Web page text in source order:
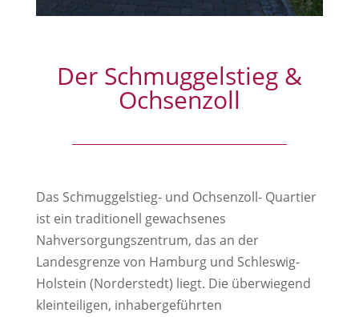
Der Schmuggelstieg &
Ochsenzoll
Das Schmuggelstieg- und Ochsenzoll- Quartier
ist ein traditionell gewachsenes
Nahversorgungszentrum, das an der
Landesgrenze von Hamburg und Schleswig-
Holstein (Norderstedt) liegt. Die überwiegend
kleinteiligen, inhabergeführten